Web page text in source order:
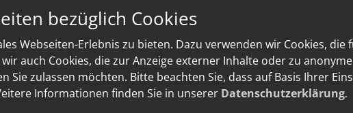
bezüglich Cookies
Webseiten-Erlebnis zu bieten. Dazu verwenden wir Cookies,
auch Cookies, die zur Anzeige externer Inhalte oder zu
Sie zulassen möchten. Bitte beachten Sie, dass auf Basis Ihrer
Informationen finden Sie in unserer Datenschutzerklärung.